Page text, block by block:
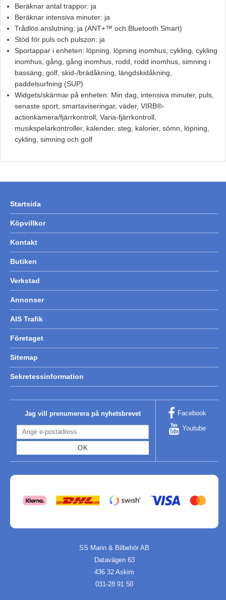
Beräknar antal trappor: ja
Beräknar intensiva minuter: ja
Trådlös anslutning: ja (ANT+™ och Bluetooth Smart)
Stöd för puls och pulszon: ja
Sportappar i enheten: löpning, löpning inomhus, cykling, cykling
inomhus, gång, gång inomhus, rodd, rodd inomhus, simning i
bassäng, golf, skid-/brädåkning, längdskidåkning,
paddelsurfning (SUP)
Widgets/skärmar på enheten: Min dag, intensiva minuter, puls,
senaste sport, smartaviseringar, väder, VIRB®-
actionkamera/fjärrkontroll, Varia-fjärrkontroll,
musikspelarkontroller, kalender, steg, kalorier, sömn, löpning,
cykling, simning och golf
Startsida
Köpvillkor
Kontakt
Butiken
Verkstad
Annonser
AIS Trafik
Företaget
Sitemap
Sekretessinformation
Jag vill prenumerera på nyhetsbrevet
OK
Facebook
Youtube
SS Marin & Bilbehör AB
Datavägen 63
436 32 Askim
031-28 91 50